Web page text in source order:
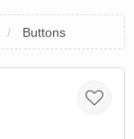
Buttons